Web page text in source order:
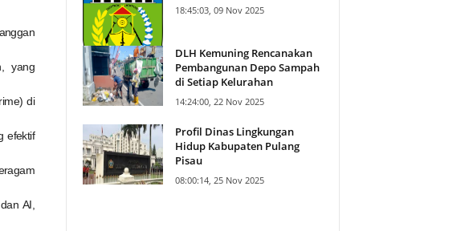
yang
di
efektif
AI,
18:45:03, 09 Nov 2025
DLH Kemuning Rencanakan
Pembangunan Depo Sampah
di Setiap Kelurahan
14:24:00, 22 Nov 2025
Profil Dinas Lingkungan
Hidup Kabupaten Pulang
Pisau
08:00:14, 25 Nov 2025